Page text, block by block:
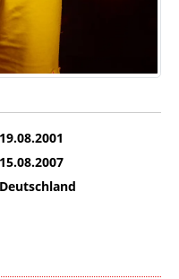
19.08.2001
15.08.2007
Deutschland